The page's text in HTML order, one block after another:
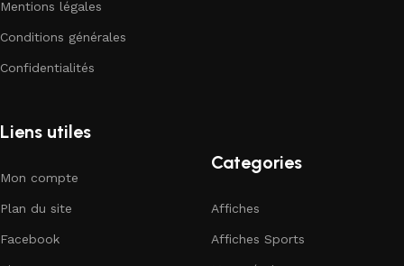
Mentions légales
Conditions générales
Confidentialités
Liens utiles
Mon compte
Plan du site
Facebook
Categories
Affiches
Affiches Sports